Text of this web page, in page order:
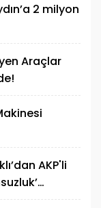
modern
parçası
2 milyon
Araçlar
AKP'li